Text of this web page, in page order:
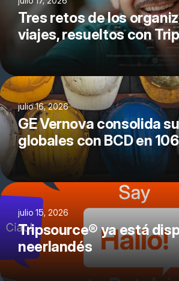
Tres retos de los
viajes, resueltos con
julio 16, 2026
GE Vernova consolida
globales con BCD en
julio 15, 2026
Tripsource® ya está
neerlandés